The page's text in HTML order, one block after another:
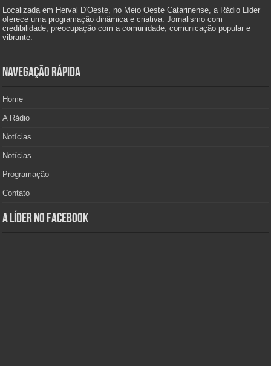
Localizada em Herval D'Oeste, no Meio Oeste Catarinense, a Rádio Líder
oferece uma programação dinâmica e criativa. Jornalismo com
credibilidade, preocupação com a comunidade, comunicação popular e
vibrante.
Navegação Rápida
Home
A Rádio
Notícias
Notícias
Programação
Contato
A Líder no Facebook